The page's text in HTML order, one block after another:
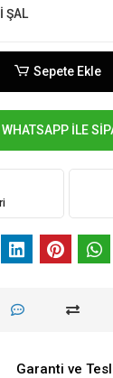
ŞAL
Sepete Ekle
WHATSAPP İLE
Garanti ve